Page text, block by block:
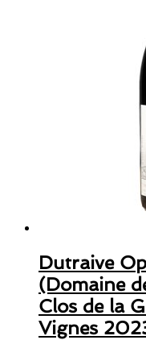
Dutraive
(Domaine
Clos de la
Vignes